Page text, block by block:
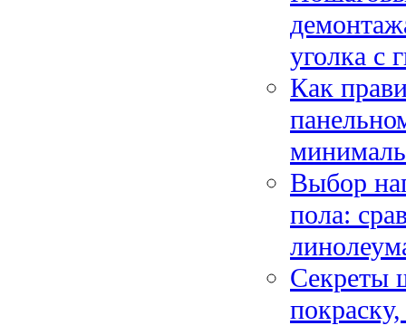
уголка с
Как
Выбор
пола:
Секреты